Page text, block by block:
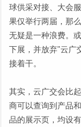
球供采对接、大会
果仅举行两届，那
无疑是一种浪费。
下展，并放弃"云广
接着干。
其实，云广交会比
商可以查询到产品
品的展示页，均设